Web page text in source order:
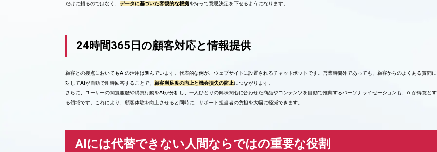
だけに頼るのではなく、 データに基づいた客観的な根拠を持って意思決定を下せるようになります。
24時間365日の顧客対応と情報提供
顧客との接点においてもAIの活用は進んでいます。代表的な例が、ウェブサイトに設置されるチャットボットです。営業時間外であっても、顧客からのよくある質問に
対してAIが自動で即時回答することで、 顧客満足度の向上と機会損失の防止につながります。
さらに、ユーザーの閲覧履歴や購買行動をAIが分析し、一人ひとりの興味関心に合わせた商品やコンテンツを自動で推薦するパーソナライゼーションも、AIが得意とす
る領域です。これにより、顧客体験を向上させると同時に、サポート担当者の負担を大幅に軽減できます。
AIには代替できない人間ならではの重要な役割